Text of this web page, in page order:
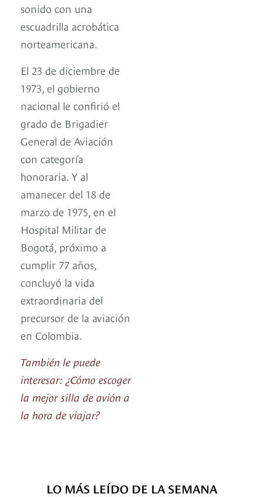
sonido con una
escuadrilla acrobática
norteamericana.
El 23 de diciembre de
1973, el gobierno
nacional le confirió el
grado de Brigadier
General de Aviación
con categoría
honoraria. Y al
amanecer del 18 de
marzo de 1975, en el
Hospital Militar de
Bogotá, próximo a
cumplir 77 años,
concluyó la vida
extraordinaria del
precursor de la aviación
en Colombia.
También le puede
interesar: ¿Cómo escoger
la mejor silla de avión a
la hora de viajar?
LO MÁS LEÍDO DE LA SEMANA